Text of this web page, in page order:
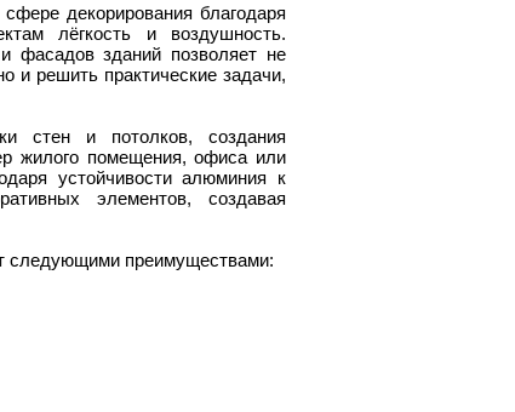
декорирования благодаря
лёгкость и воздушность.
фасадов зданий позволяет не
и решить практические задачи,
стен и потолков, создания
жилого помещения, офиса или
устойчивости алюминия к
элементов, создавая
следующими преимуществами: